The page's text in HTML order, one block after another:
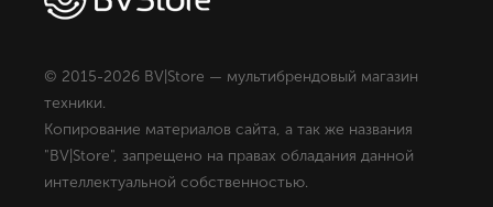
© 2015-2026 BV|Store — мультибрендовый магазин
техники.
Копирование материалов сайта, а так же названия
"BV|Store", запрещено на правах обладания данной
интеллектуальной собственностью.